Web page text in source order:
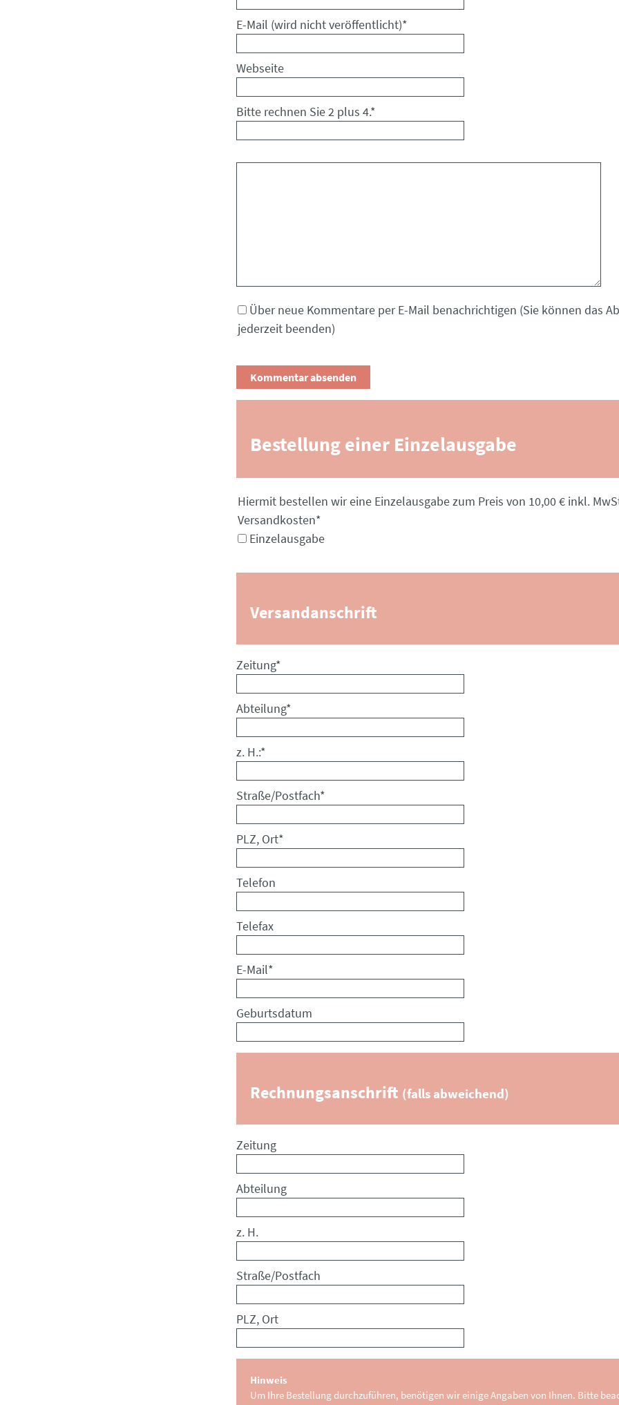
Pflichtfeld
E-Mail (wird nicht veröffentlicht)*
Webseite
Bitte rechnen Sie 2 plus 4.*
Über neue Kommentare per E-Mail benachrichtigen (Sie können das
jederzeit beenden)
Bestellung einer Einzelausgabe
Pflichtfeld
Hiermit bestellen wir eine Einzelausgabe zum Preis von 10,00 € inkl.
Versandkosten*
Einzelausgabe
Versandanschrift
Pflichtfeld
Zeitung*
Pflichtfeld
Abteilung*
Pflichtfeld
z. H.:*
Pflichtfeld
Straße/Postfach*
Pflichtfeld
PLZ, Ort*
Telefon
Telefax
Pflichtfeld
E-Mail*
Geburtsdatum
Rechnungsanschrift (falls abweichend)
Zeitung
Abteilung
z. H.
Straße/Postfach
PLZ, Ort
Hinweis
Um Ihre Bestellung durchzuführen, benötigen wir einige Angaben von Ihnen. Bitte